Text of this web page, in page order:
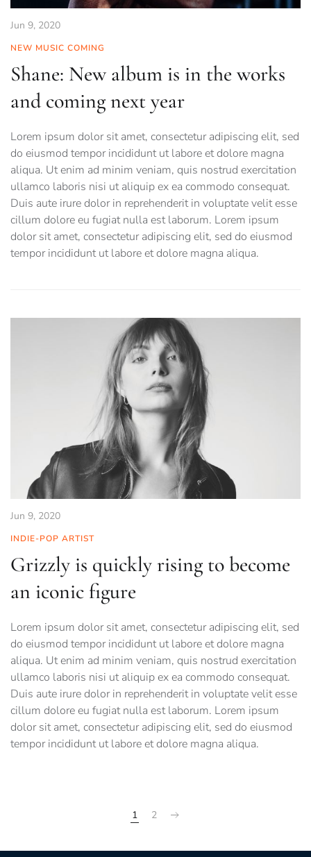
Jun 9, 2020
NEW MUSIC COMING
Shane: New album is in the works
and coming next year
Lorem ipsum dolor sit amet, consectetur adipiscing elit, sed
do eiusmod tempor incididunt ut labore et dolore magna
aliqua. Ut enim ad minim veniam, quis nostrud exercitation
ullamco laboris nisi ut aliquip ex ea commodo consequat.
Duis aute irure dolor in reprehenderit in voluptate velit esse
cillum dolore eu fugiat nulla est laborum. Lorem ipsum
dolor sit amet, consectetur adipiscing elit, sed do eiusmod
tempor incididunt ut labore et dolore magna aliqua.
Jun 9, 2020
INDIE-POP ARTIST
Grizzly is quickly rising to become
an iconic figure
Lorem ipsum dolor sit amet, consectetur adipiscing elit, sed
do eiusmod tempor incididunt ut labore et dolore magna
aliqua. Ut enim ad minim veniam, quis nostrud exercitation
ullamco laboris nisi ut aliquip ex ea commodo consequat.
Duis aute irure dolor in reprehenderit in voluptate velit esse
cillum dolore eu fugiat nulla est laborum. Lorem ipsum
dolor sit amet, consectetur adipiscing elit, sed do eiusmod
tempor incididunt ut labore et dolore magna aliqua.
1 2